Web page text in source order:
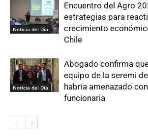
Noticia del Día
Encuentro del Agro
estrategias para
crecimiento
Chile
Noticia del Día
Abogado confirma
equipo de la seremi
habría amenazado
funcionaria